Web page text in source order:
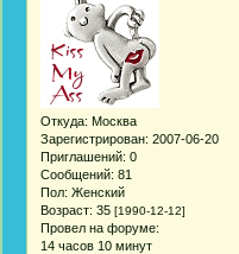
Откуда: Москва
Зарегистрирован: 2007-06-20
Приглашений: 0
Сообщений: 81
Пол: Женский
Возраст: 35 [1990-12-12]
Провел на форуме:
14 часов 10 минут